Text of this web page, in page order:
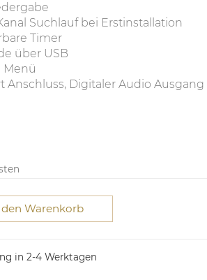
Suchlauf bei Erstinstallation
Timer
über USB
Menü
Anschluss, Digitaler Audio Ausgang
in 2-4 Werktagen
Warenkorb